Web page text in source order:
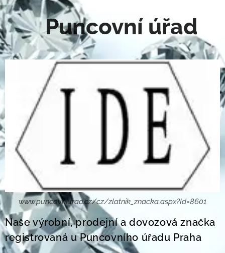
Puncovní úřad
www.puncovniurad.cz/cz/zlatnik_znacka.aspx?Id=8601
Naše výrobní, prodejní a dovozová značka
registrovaná u Puncovního úřadu Praha